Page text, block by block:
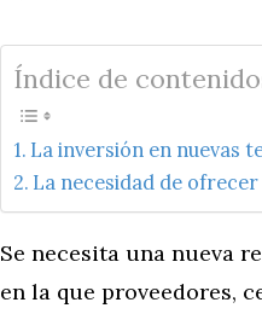
Índice de
La inversión en nuevas
La necesidad de
Se necesita una nueva
en la que proveedores,